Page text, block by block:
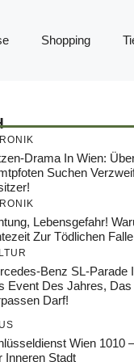
Shopping
Drama In Wien:
Suchen
Lebensgefahr!
Zur Tödlichen
Benz SL-Parade
Event Des Jahres,
Darf!
Wien 1010
Inneren Stadt